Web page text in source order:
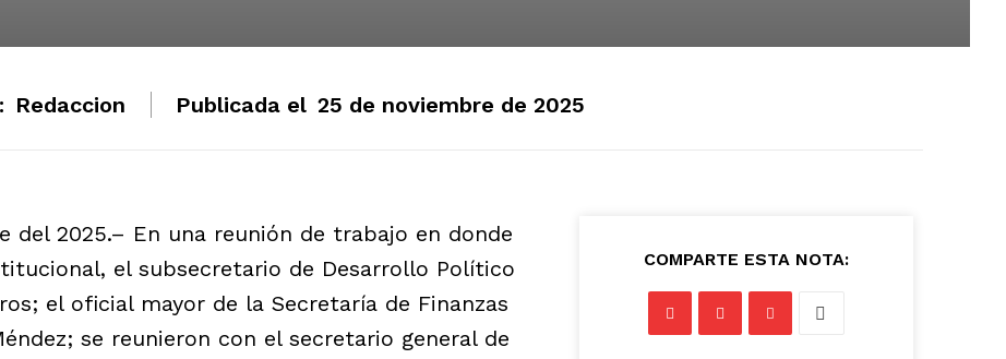
Redaccion Publicada el 25 de noviembre de 2025
del 2025.– En una reunión de trabajo en donde
el subsecretario de Desarrollo Político
el oficial mayor de la Secretaría de Finanzas
se reunieron con el secretario general de
COMPARTE ESTA NOTA: